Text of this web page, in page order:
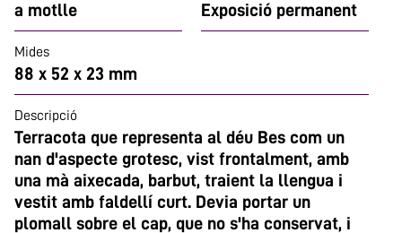
a motlle Exposició permanent
Mides
88 x 52 x 23 mm
Descripció
Terracota que representa al déu Bes com un
nan d'aspecte grotesc, vist frontalment, amb
una mà aixecada, barbut, traient la llengua i
vestit amb faldellí curt. Devia portar un
plomall sobre el cap, que no s'ha conservat, i